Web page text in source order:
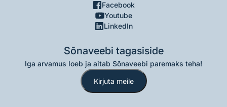
Facebook
Youtube
LinkedIn
Sõnaveebi tagasiside
Iga arvamus loeb ja aitab Sõnaveebi paremaks teha!
Kirjuta meile